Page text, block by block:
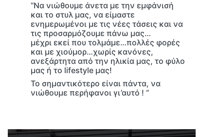
“Να νιώθουμε άνετα με την εμφάνισή
και το στυλ μας, να είμαστε
ενημερωμένοι με τις νέες τάσεις και να
τις προσαρμόζουμε πάνω μας…
μέχρι εκεί που τολμάμε…πολλές φορές
και με χιούμορ…χωρίς κανόνες,
ανεξάρτητα από την ηλικία μας, το φύλο
μας ή το lifestyle μας!
Το σημαντικότερο είναι πάντα, να
νιώθουμε περήφανοι γι’αυτό ! “